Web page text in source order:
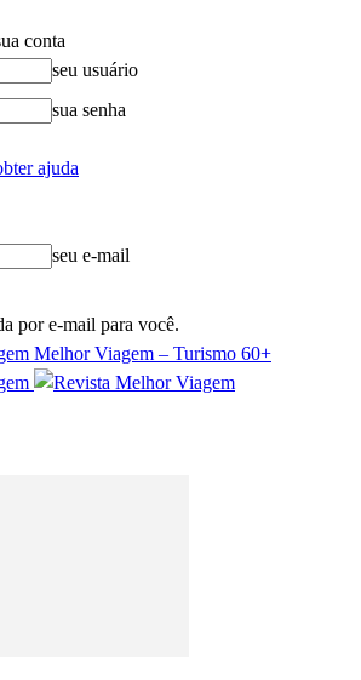
conta
seu usuário
sua senha
ajuda
seu e-mail
por e-mail para você.
Melhor Viagem – Turismo 60+